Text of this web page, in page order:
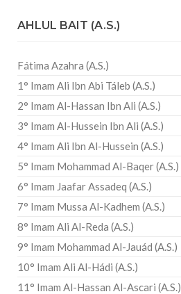
AHLUL BAIT (A.S.)
Fátima Azahra (A.S.)
1° Imam Ali Ibn Abi Táleb (A.S.)
2° Imam Al-Hassan Ibn Ali (A.S.)
3° Imam Al-Hussein Ibn Ali (A.S.)
4° Imam Ali Ibn Al-Hussein (A.S.)
5° Imam Mohammad Al-Baqer (A.S.)
6° Imam Jaafar Assadeq (A.S.)
7° Imam Mussa Al-Kadhem (A.S.)
8° Imam Ali Al-Reda (A.S.)
9° Imam Mohammad Al-Jauád (A.S.)
10° Imam Ali Al-Hádi (A.S.)
11° Imam Al-Hassan Al-Ascari (A.S.)